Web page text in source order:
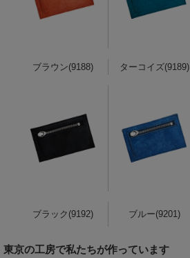
ブラウン(9188) ターコイズ(9189)
ブラック(9192) ブルー(9201)
東京の工房で私たちが作っています